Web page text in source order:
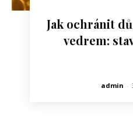
Jak ochránit
vedrem:
admin -